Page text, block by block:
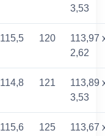
3,53
115,5 120
113,97
2,62
114,8 121
113,89
3,53
115,6 125
113,67